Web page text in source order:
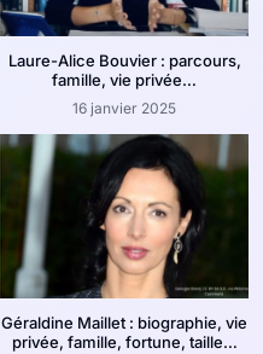
Laure-Alice Bouvier : parcours,
famille, vie privée…
16 janvier 2025
Géraldine Maillet : biographie, vie
privée, famille, fortune, taille…